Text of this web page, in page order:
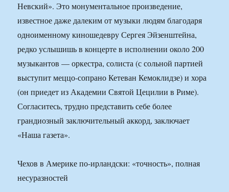
Невский». Это монументальное произведение,
известное даже далеким от музыки людям благодаря
одноименному киношедевру Сергея Эйзенштейна,
редко услышишь в концерте в исполнении около 200
музыкантов — оркестра, солиста (с сольной партией
выступит меццо-сопрано Кетеван Кемоклидзе) и хора
(он приедет из Академии Святой Цецилии в Риме).
Согласитесь, трудно представить себе более
грандиозный заключительный аккорд, заключает
«Наша газета».
Чехов в Америке по-ирландски: «точность», полная
несуразностей